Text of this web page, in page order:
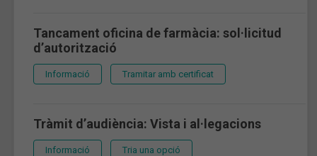
Tancament oficina de farmàcia: sol·licitud
d’autorització
Informació Tramitar amb certificat
Tràmit d’audiència: Vista i al·legacions
Informació Tria una opció